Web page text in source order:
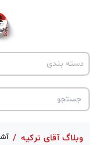
دسته بندی
اخبار ترکیه
پروژه ها
تحصیل در ترکیه
ترکیه گردی
وبلاگ آقای ترکیه /